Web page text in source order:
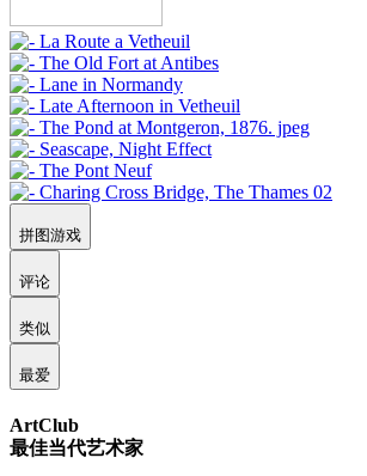
拼图游戏
评论
类似
最爱
ArtClub
最佳当代艺术家